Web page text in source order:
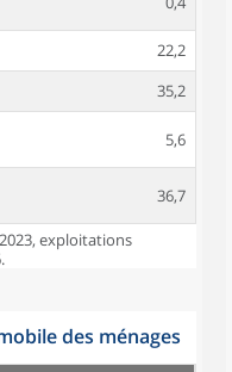
22,2
35,2
5,6
36,7
exploitations
des ménages